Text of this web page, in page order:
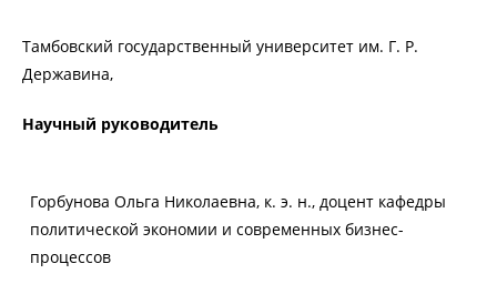
Тамбовский государственный университет им. Г. Р.
Державина,
Научный руководитель
Горбунова Ольга Николаевна, к. э. н., доцент кафедры
политической экономии и современных бизнес-
процессов